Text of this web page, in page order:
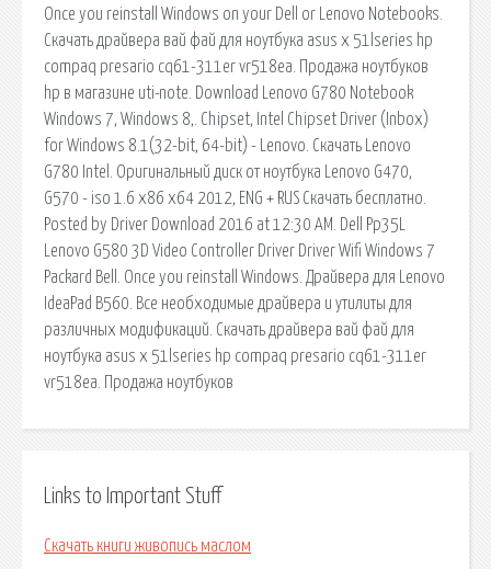
Once you reinstall Windows on your Dell or Lenovo Notebooks.
Скачать драйвера вай фай для ноутбука asus x 51lseries hp
compaq presario cq61-311er vr518ea. Продажа ноутбуков
hp в магазине uti-note. Download Lenovo G780 Notebook
Windows 7, Windows 8,. Chipset, Intel Chipset Driver (Inbox)
for Windows 8.1(32-bit, 64-bit) - Lenovo. Скачать Lenovo
G780 Intel. Оригинальный диск от ноутбука Lenovo G470,
G570 - iso 1.6 x86 x64 2012, ENG + RUS Скачать бесплатно.
Posted by Driver Download 2016 at 12:30 AM. Dell Pp35L
Lenovo G580 3D Video Controller Driver Driver Wifi Windows 7
Packard Bell. Once you reinstall Windows. Драйвера для Lenovo
IdeaPad B560. Все необходимые драйвера и утилиты для
различных модификаций. Скачать драйвера вай фай для
ноутбука asus x 51lseries hp compaq presario cq61-311er
vr518ea. Продажа ноутбуков
Links to Important Stuff
Скачать книги живопись маслом